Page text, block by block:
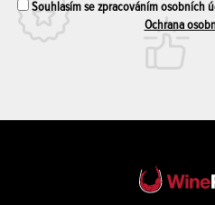
Souhlasím se zpracováním osobních
Ochrana